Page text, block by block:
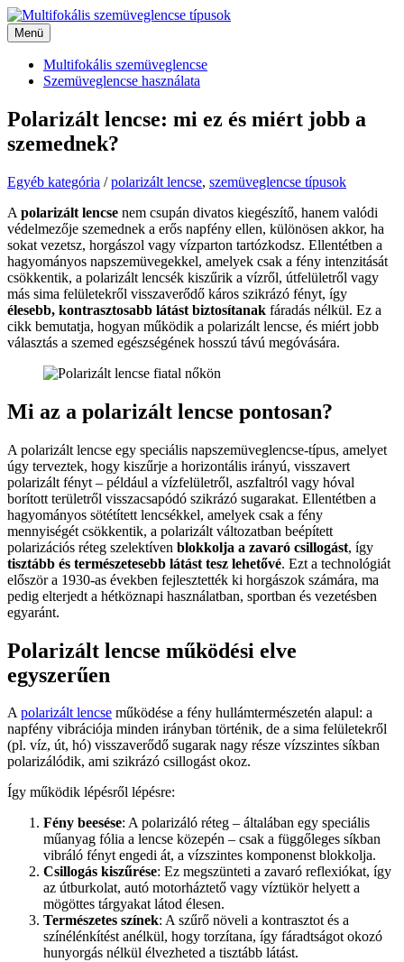
Kilépés
a
tartalomba
Menü
Menü
Multifokális szemüveglencse
Szemüveglencse használata
Polarizált lencse: mi ez és miért jobb a
szemednek?
Egyéb kategória /polarizált lencse, szemüveglencse típusok
A polarizált lencse nem csupán divatos kiegészítő, hanem valódi
védelmezője szemednek a erős napfény ellen, különösen akkor, ha
sokat vezetsz, horgászol vagy vízparton tartózkodsz. Ellentétben a
hagyományos napszemüvegekkel, amelyek csak a fény intenzitását
csökkentik, a polarizált lencsék kiszűrik a vízről, útfelületről vagy
más sima felületekről visszaverődő káros szikrázó fényt, így
élesebb, kontrasztosabb látást biztosítanak fáradás nélkül. Ez a
cikk bemutatja, hogyan működik a polarizált lencse, és miért jobb
választás a szemed egészségének hosszú távú megóvására.
Mi az a polarizált lencse pontosan?
A polarizált lencse egy speciális napszemüveglencse-típus, amelyet
úgy terveztek, hogy kiszűrje a horizontális irányú, visszavert
polarizált fényt – például a vízfelületről, aszfaltról vagy hóval
borított területről visszacsapódó szikrázó sugarakat. Ellentétben a
hagyományos sötétített lencsékkel, amelyek csak a fény
mennyiségét csökkentik, a polarizált változatban beépített
polarizációs réteg szelektíven blokkolja a zavaró csillogást, így
tisztább és természetesebb látást tesz lehetővé. Ezt a technológiát
először a 1930-as években fejlesztették ki horgászok számára, ma
pedig elterjedt a hétköznapi használatban, sportban és vezetésben
egyaránt.
Polarizált lencse működési elve
egyszerűen
Apolarizált lencse működése a fény hullámtermészetén alapul: a
napfény vibrációja minden irányban történik, de a sima felületekről
(pl. víz, út, hó) visszaverődő sugarak nagy része vízszintes síkban
polarizálódik, ami szikrázó csillogást okoz.
Így működik lépésről lépésre:
Fény beesése: A polarizáló réteg – általában egy speciális
műanyag fólia a lencse közepén – csak a függőleges síkban
vibráló fényt engedi át, a vízszintes komponenst blokkolja.
Csillogás kiszűrése: Ez megszünteti a zavaró reflexiókat, így
az útburkolat, autó motorháztető vagy víztükör helyett a
mögöttes tárgyakat látod élesen.
Természetes színek: A szűrő növeli a kontrasztot és a
színélénkítést anélkül, hogy torzítana, így fáradtságot okozó
hunyorgás nélkül élvezheted a tisztább látást.